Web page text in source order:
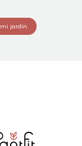
mi jardín